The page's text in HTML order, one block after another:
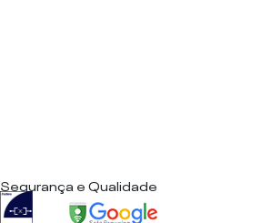
Segurança e Qualidade